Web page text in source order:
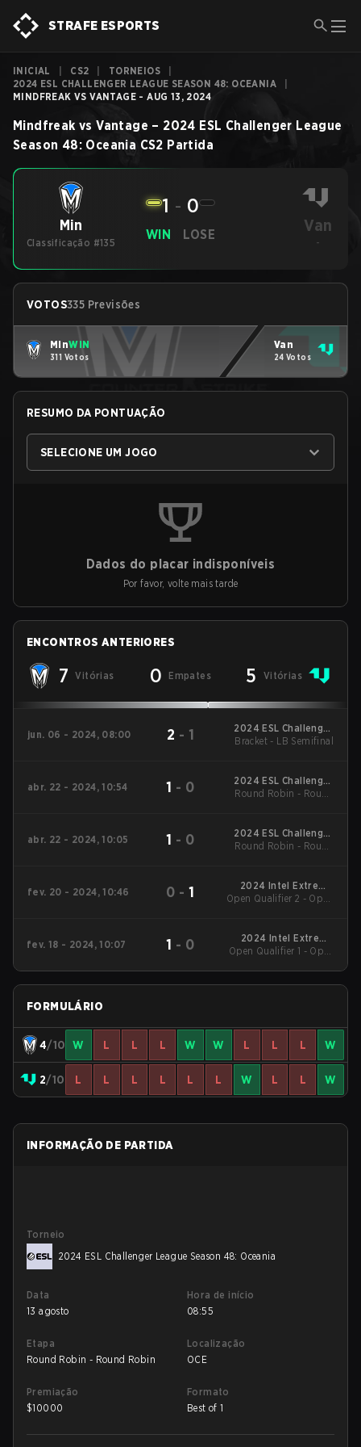
STRAFE ESPORTS
INICIAL CS2 TORNEIOS
2024 ESL CHALLENGER LEAGUE SEASON 48: OCEANIA
MINDFREAK VS VANTAGE - AUG 13, 2024
Mindfreak vs Vantage – 2024 ESL Challenger League
Season 48: Oceania CS2 Partida
Min
Classificação #135
WIN
1 - 0
LOSE Van
-
VOTOS335 Previsões
MinWIN
311 Votos
Van
24 Votos
RESUMO DA PONTUAÇÃO
SELECIONE UM JOGO
Dados do placar indisponíveis
Por favor, volte mais tarde
ENCONTROS ANTERIORES
7 Vitórias 0 Empates 5 Vitórias
jun. 06 - 2024, 08:00 2 - 1
2024 ESL Challenger
League Season 47:
Bracket - LB Semifinal
abr. 22 - 2024, 10:54 1 - 0
2024 ESL Challenger
League Season 47:
Round Robin - Round
abr. 22 - 2024, 10:05 1 - 0
2024 ESL Challenger
League Season 47:
Round Robin - Round
fev. 20 - 2024, 10:46 0 -1
2024 Intel Extreme
Masters Dallas
Open Qualifier 2 - Open
fev. 18 - 2024, 10:07 1 - 0
2024 Intel Extreme
Masters Dallas
Open Qualifier 1 - Open
FORMULÁRIO
4/10 W L L L W W L L L W
2/10 L L L L L L W L L W
INFORMAÇÃO DE PARTIDA
Torneio
2024 ESL Challenger League Season 48: Oceania
Data
13 agosto
Hora de início
08:55
Etapa
Round Robin - Round Robin
Localização
OCE
Premiação
$10000
Formato
Best of 1